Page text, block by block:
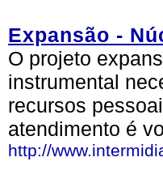
Expansão -
O projeto
instrumental
recursos
atendimento é
http://